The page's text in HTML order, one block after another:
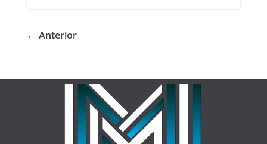
← Anterior